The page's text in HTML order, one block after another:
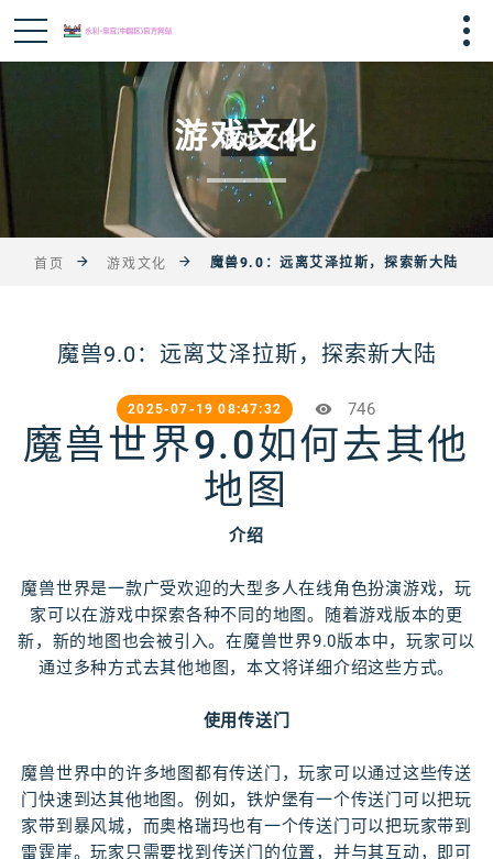
游戏文化
首页 游戏文化 魔兽9.0：远离艾泽拉斯，探索新大陆
魔兽9.0：远离艾泽拉斯，探索新大陆
2025-07-19 08:47:32 746
魔兽世界9.0如何去其他
地图
介绍
魔兽世界是一款广受欢迎的大型多人在线角色扮演游戏，玩
家可以在游戏中探索各种不同的地图。随着游戏版本的更
新，新的地图也会被引入。在魔兽世界9.0版本中，玩家可以
通过多种方式去其他地图，本文将详细介绍这些方式。
使用传送门
魔兽世界中的许多地图都有传送门，玩家可以通过这些传送
门快速到达其他地图。例如，铁炉堡有一个传送门可以把玩
家带到暴风城，而奥格瑞玛也有一个传送门可以把玩家带到
雷霆崖。玩家只需要找到传送门的位置，并与其互动，即可